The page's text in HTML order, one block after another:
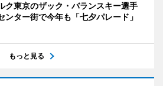
ク東京のザック・バランスキー選手
ンター街で今年も「七夕パレード」
もっと見る